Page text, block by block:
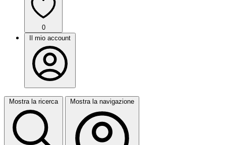
0
Il mio account
Mostra la ricerca Mostra la navigazione